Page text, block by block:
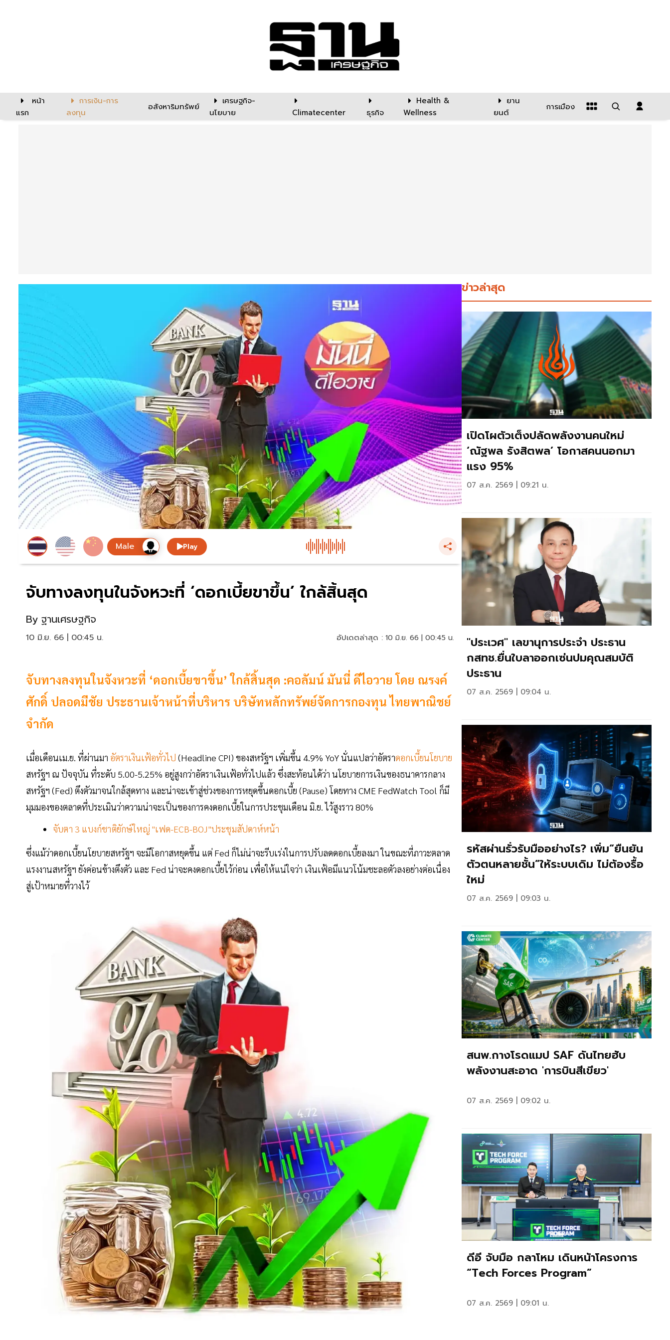
หน้า
แรก
การเงิน-การ
ลงทุน
อสังหาริมทรัพย์
เศรษฐกิจ-
นโยบาย
Climatecenter ธุรกิจ
Health &
Wellness
ยาน
ยนต์
การเมือง
Play
จับทางลงทุนในจังหวะที่ ‘ดอกเบี้ยขาขึ้น’ ใกล้สิ้นสุด
By ฐานเศรษฐกิจ
10 มิ.ย. 66 | 00:45 น. อัปเดตล่าสุด : 10 มิ.ย. 66 | 00:45 น.
จับทางลงทุนในจังหวะที่ ‘ดอกเบี้ยขาขึ้น’ ใกล้สิ้นสุด :คอลัมน์ มันนี่ ดีไอวาย โดย ณรงค์
ศักดิ์ ปลอดมีชัย ประธานเจ้าหน้าที่บริหาร บริษัทหลักทรัพย์จัดการกองทุน ไทยพาณิชย์
จำกัด
เมื่อเดือนเม.ย. ที่ผ่านมา อัตราเงินเฟ้อทั่วไป (Headline CPI) ของสหรัฐฯ เพิ่มขึ้น 4.9% YoY นั่นแปลว่าอัตราดอกเบี้ยนโยบาย
สหรัฐฯ ณ ปัจจุบัน ที่ระดับ 5.00-5.25% อยู่สูงกว่าอัตราเงินเฟ้อทั่วไปแล้ว ซึ่งสะท้อนได้ว่า นโยบายการเงินของธนาคารกลาง
สหรัฐฯ (Fed) ตึงตัวมาจนใกล้สุดทาง และน่าจะเข้าสู่ช่วงของการหยุดขึ้นดอกเบี้ย (Pause) โดยทาง CME FedWatch Tool ก็มี
มุมมองของตลาดที่ประเมินว่าความน่าจะเป็นของการคงดอกเบี้ยในการประชุมเดือน มิ.ย. ไว้สูงราว 80%
จับตา 3 แบงก์ชาติยักษ์ใหญ่ "เฟด-ECB-BOJ"ประชุมสัปดาห์หน้า
ซึ่งแม้ว่าดอกเบี้ยนโยบายสหรัฐฯ จะมีโอกาสหยุดขึ้น แต่ Fed ก็ไม่น่าจะรีบเร่งในการปรับลดดอกเบี้ยลงมา ในขณะที่ภาวะตลาด
แรงงานสหรัฐฯ ยังค่อนข้างตึงตัว และ Fed น่าจะคงดอกเบี้ยไว้ก่อน เพื่อให้แน่ใจว่า เงินเฟ้อมีแนวโน้มชะลอตัวลงอย่างต่อเนื่อง
สู่เป้าหมายที่วางไว้
ข่าวล่าสุด
เปิดโผตัวเต็งปลัดพลังงานคนใหม่
‘ณัฐพล รังสิตพล’ โอกาสคนนอกมา
แรง 95%
07 ส.ค. 2569 | 09:21 น.
"ประเวศ" เลขานุการประจำ ประธาน
กสทช.ยื่นใบลาออกเซ่นปมคุณสมบัติ
ประธาน
07 ส.ค. 2569 | 09:04 น.
รหัสผ่านรั่วรับมืออย่างไร? เพิ่ม“ยืนยัน
ตัวตนหลายชั้น”ให้ระบบเดิม ไม่ต้องรื้อ
ใหม่
07 ส.ค. 2569 | 09:03 น.
สนพ.กางโรดแมป SAF ดันไทยฮับ
พลังงานสะอาด 'การบินสีเขียว'
07 ส.ค. 2569 | 09:02 น.
ดีอี จับมือ กลาโหม เดินหน้าโครงการ
“Tech Forces Program”
07 ส.ค. 2569 | 09:01 น.